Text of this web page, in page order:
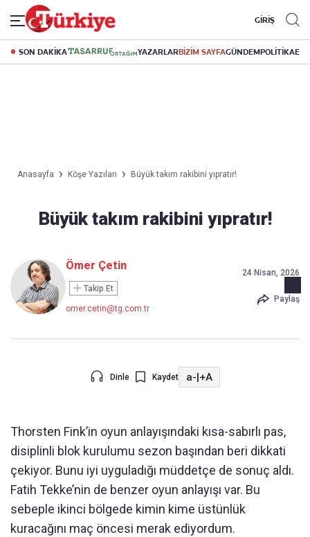
GİRİŞ
SON DAKİKA YAZARLARBİZİM SAYFAGÜNDEMPOLİTİKA
Anasayfa Köşe Yazıları Büyük takım rakibini yıpratır!
Büyük takım rakibini yıpratır!
Ömer Çetin
Takip Et
omer.cetin@tg.com.tr
24 Nisan, 2026
Paylaş
Dinle Kaydet a-|+A
Thorsten Fink’in oyun anlayışındaki kısa-sabırlı pas,
disiplinli blok kurulumu sezon başından beri dikkati
çekiyor. Bunu iyi uyguladığı müddetçe de sonuç aldı.
Fatih Tekke’nin de benzer oyun anlayışı var. Bu
sebeple ikinci bölgede kimin kime üstünlük
kuracağını maç öncesi merak ediyordum.